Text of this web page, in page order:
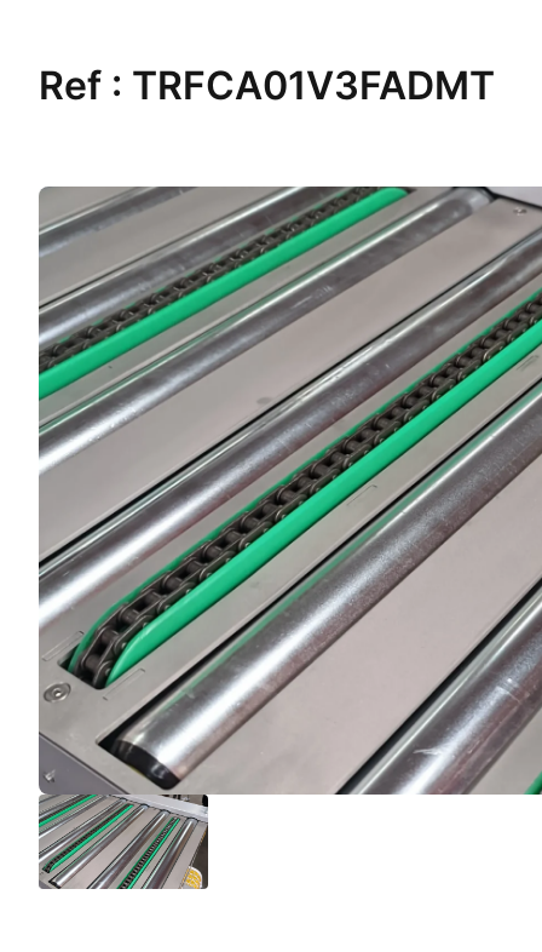
Ref : TRFCA01V3FADMT